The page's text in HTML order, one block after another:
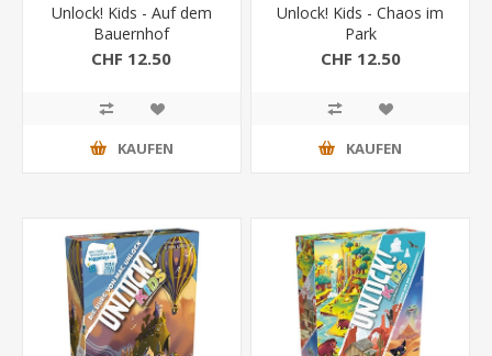
Unlock! Kids - Auf dem
Bauernhof
CHF 12.50
KAUFEN
Unlock! Kids - Chaos im
Park
CHF 12.50
KAUFEN